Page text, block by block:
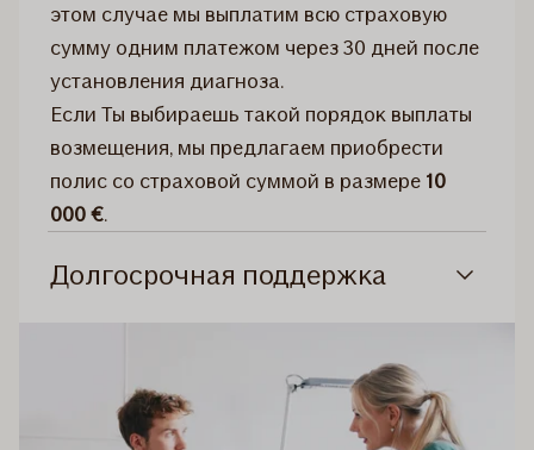
этом случае мы выплатим всю страховую
сумму одним платежом через 30 дней после
установления диагноза.
Если Ты выбираешь такой порядок выплаты
возмещения, мы предлагаем приобрести
полис со страховой суммой в размере 10
000 €.
Долгосрочная поддержка